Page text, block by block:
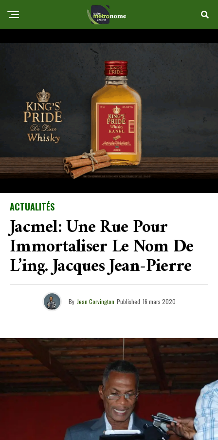
ACTUALITÉS
Jacmel: Une Rue Pour
Immortaliser Le Nom De
L’ing. Jacques Jean-Pierre
By Jean Corvington Published 16 mars 2020